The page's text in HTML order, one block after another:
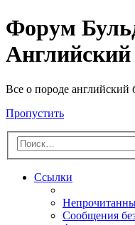
Форум
Все о породе английский
Пропустить
Ссылки
Сообщения